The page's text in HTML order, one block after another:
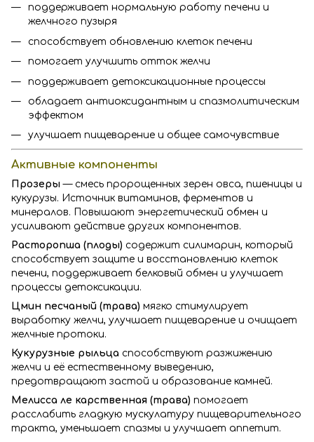
поддерживает нормальную работу печени и
желчного пузыря
способствует обновлению клеток печени
помогает улучшить отток желчи
поддерживает детоксикационные процессы
обладает антиоксидантным и спазмолитическим
эффектом
улучшает пищеварение и общее самочувствие
Активные компоненты
Прозеры — смесь пророщенных зерен овса, пшеницы и
кукурузы. Источник витаминов, ферментов и
минералов. Повышают энергетический обмен и
усиливают действие других компонентов.
Расторопша (плоды) содержит силимарин, который
способствует защите и восстановлению клеток
печени, поддерживает белковый обмен и улучшает
процессы детоксикации.
Цмин песчаный (трава) мягко стимулирует
выработку желчи, улучшает пищеварение и очищает
желчные протоки.
Кукурузные рыльца способствуют разжижению
желчи и её естественному выведению,
предотвращают застой и образование камней.
Мелисса ле карственная (трава) помогает
расслабить гладкую мускулатуру пищеварительного
тракта, уменьшает спазмы и улучшает аппетит.